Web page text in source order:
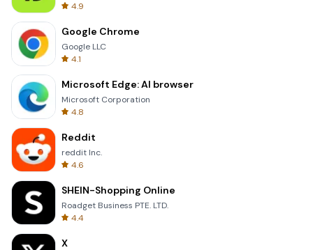
4.9
Google Chrome
Google LLC
4.1
Microsoft Edge: AI browser
Microsoft Corporation
4.8
Reddit
reddit Inc.
4.6
SHEIN-Shopping Online
Roadget Business PTE. LTD.
4.4
X